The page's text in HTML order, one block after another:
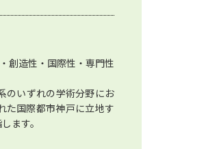
創造性・国際性・専門性
のいずれの学術分野にお
た国際都市神戸に立地す
ます。